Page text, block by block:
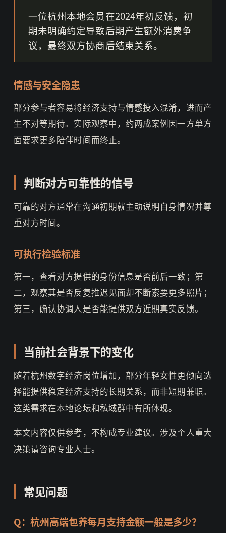
一位杭州本地会员在2024年初反馈，初
期未明确约定导致后期产生额外消费争
议，最终双方协商后结束关系。
情感与安全隐患
部分参与者容易将经济支持与情感投入混淆，进而产
生不对等期待。实际观察中，约两成案例因一方单方
面要求更多陪伴时间而终止。
判断对方可靠性的信号
可靠的对方通常在沟通初期就主动说明自身情况并尊
重对方时间。
可执行检验标准
第一，查看对方提供的身份信息是否前后一致；第
二，观察其是否反复推迟见面却不断索要更多照片；
第三，确认协调人是否能提供双方近期真实反馈。
当前社会背景下的变化
随着杭州数字经济岗位增加，部分年轻女性更倾向选
择能提供稳定经济支持的长期关系，而非短期兼职。
这类需求在本地论坛和私域群中有所体现。
本文内容仅供参考，不构成专业建议。涉及个人重大
决策请咨询专业人士。
常见问题
Q：杭州高端包养每月支持金额一般是多少？